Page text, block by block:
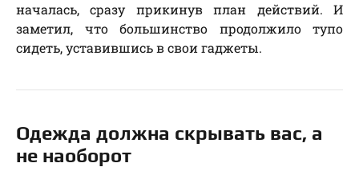
началась, сразу прикинув план действий. И
заметил, что большинство продолжило тупо
сидеть, уставившись в свои гаджеты.
Одежда должна скрывать вас, а
не наоборот